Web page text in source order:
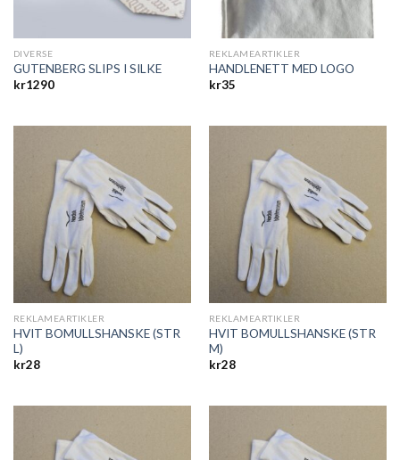
DIVERSE
GUTENBERG SLIPS I SILKE
kr1290
REKLAMEARTIKLER
HANDLENETT MED LOGO
kr35
REKLAMEARTIKLER
HVIT BOMULLSHANSKE (STR
L)
kr28
REKLAMEARTIKLER
HVIT BOMULLSHANSKE (STR
M)
kr28